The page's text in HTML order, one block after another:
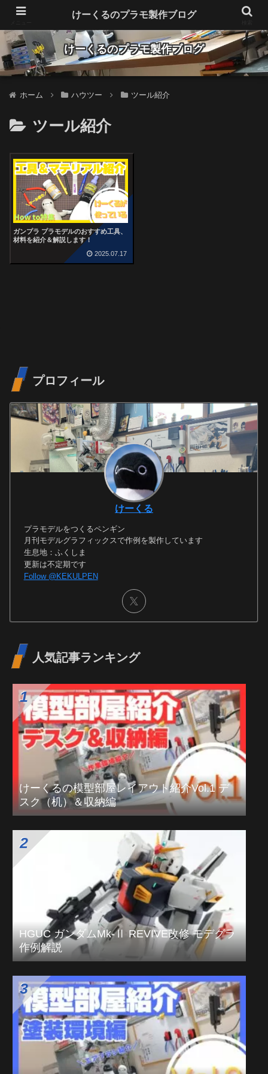
Make plastic models fun
けーくるのプラモ製作ブログ
ホーム ハウツー ツール紹介
ツール紹介
ガンプラ プラモデルのおすすめ工具、
材料を紹介＆解説します！
2025.07.17
プロフィール
けーくる
プラモデルをつくるペンギン
月刊モデルグラフィックスで作例を製作しています
生息地：ふくしま
更新は不定期です
Follow @KEKULPEN
人気記事ランキング
けーくるの模型部屋レイアウト紹介Vol.1 デ
スク（机）＆収納編
HGUC ガンダムMk-Ⅱ REVIVE改修 モデグラ
作例解説
けーくるのプラモ製作ブログ